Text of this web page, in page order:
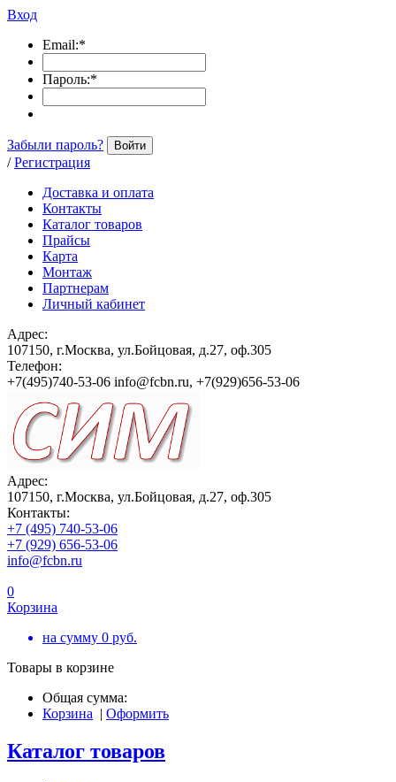
Вход
Email:*
Пароль:*
Забыли пароль? Войти
/ Регистрация
Доставка и оплата
Контакты
Каталог товаров
Прайсы
Карта
Монтаж
Партнерам
Личный кабинет
Адрес:
107150, г.Москва, ул.Бойцовая, д.27, оф.305
Телефон:
+7(495)740-53-06 info@fcbn.ru, +7(929)656-53-06
Адрес:
107150, г.Москва, ул.Бойцовая, д.27, оф.305
Контакты:
+7 (495) 740-53-06
+7 (929) 656-53-06
info@fcbn.ru
0
Корзина
на сумму 0 руб.
Товары в корзине
Общая сумма:
Корзина | Оформить
Каталог товаров